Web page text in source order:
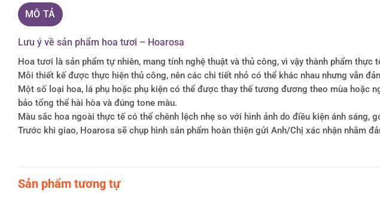
MÔ TẢ
Lưu ý về sản phẩm hoa tươi – Hoarosa
Hoa tươi là sản phẩm tự nhiên, mang tính nghệ thuật và thủ công, vì vậy thành phẩm
Mỗi thiết kế được thực hiện thủ công, nên các chi tiết nhỏ có thể khác nhau nhưng vẫn
Một số loại hoa, lá phụ hoặc phụ kiện có thể được thay thế tương đương theo mùa hoặc
bảo tổng thể hài hòa và đúng tone màu.
Màu sắc hoa ngoài thực tế có thể chênh lệch nhẹ so với hình ảnh do điều kiện ánh sáng,
Trước khi giao, Hoarosa sẽ chụp hình sản phẩm hoàn thiện gửi Anh/Chị xác nhận nhằm
Sản phẩm tương tự